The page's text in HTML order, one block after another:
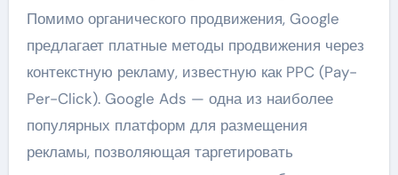
Помимо органического продвижения, Google
предлагает платные методы продвижения через
контекстную рекламу, известную как PPC (Pay-
Per-Click). Google Ads — одна из наиболее
популярных платформ для размещения
рекламы, позволяющая таргетировать